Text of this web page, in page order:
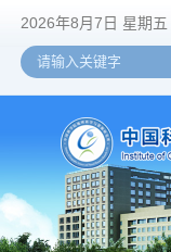
2026年8月7日 星期五